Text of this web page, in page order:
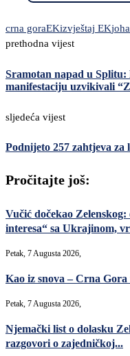
crna goraEKizvještaj EK
prethodna vijest
Sramotan napad u
manifestaciju uzvikivali
sljedeća vijest
Podnijeto 257 zahtjeva
Pročitajte još:
Vučić dočekao
interesa“ sa Ukrajinom,
Petak, 7 Augusta 2026,
Kao iz snova – Crna
Petak, 7 Augusta 2026,
Njemački list o dolasku
razgovori o zajedničkoj...